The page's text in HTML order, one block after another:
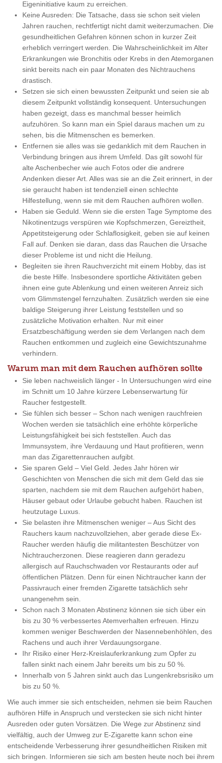
Eigeninitiative kaum zu erreichen.
Keine Ausreden: Die Tatsache, dass sie schon seit vielen
Jahren rauchen, rechtfertigt nicht damit weiterzumachen. Die
gesundheitlichen Gefahren können schon in kurzer Zeit
erheblich verringert werden. Die Wahrscheinlichkeit im Alter
Erkrankungen wie Bronchitis oder Krebs in den Atemorganen
sinkt bereits nach ein paar Monaten des Nichtrauchens
drastisch.
Setzen sie sich einen bewussten Zeitpunkt und seien sie ab
diesem Zeitpunkt vollständig konsequent. Untersuchungen
haben gezeigt, dass es manchmal besser heimlich
aufzuhören. So kann man ein Spiel daraus machen um zu
sehen, bis die Mitmenschen es bemerken.
Entfernen sie alles was sie gedanklich mit dem Rauchen in
Verbindung bringen aus ihrem Umfeld. Das gilt sowohl für
alte Aschenbecher wie auch Fotos oder die andrere
Andenken dieser Art. Alles was sie an die Zeit erinnert, in der
sie geraucht haben ist tendenziell einen schlechte
Hilfestellung, wenn sie mit dem Rauchen aufhören wollen.
Haben sie Geduld. Wenn sie die ersten Tage Symptome des
Nikotinentzugs verspüren wie Kopfschmerzen, Gereiztheit,
Appetitsteigerung oder Schlaflosigkeit, geben sie auf keinen
Fall auf. Denken sie daran, dass das Rauchen die Ursache
dieser Probleme ist und nicht die Heilung.
Begleiten sie ihren Rauchverzicht mit einem Hobby, das ist
die beste Hilfe. Insbesondere sportliche Aktivitäten geben
ihnen eine gute Ablenkung und einen weiteren Anreiz sich
vom Glimmstengel fernzuhalten. Zusätzlich werden sie eine
baldige Steigerung ihrer Leistung feststellen und so
zusätzliche Motivation erhalten. Nur mit einer
Ersatzbeschäftigung werden sie dem Verlangen nach dem
Rauchen entkommen und zugleich eine Gewichtszunahme
verhindern.
Warum man mit dem Rauchen aufhören sollte
Sie leben nachweislich länger - In Untersuchungen wird eine
im Schnitt um 10 Jahre kürzere Lebenserwartung für
Raucher festgestellt.
Sie fühlen sich besser – Schon nach wenigen rauchfreien
Wochen werden sie tatsächlich eine erhöhte körperliche
Leistungsfähigkeit bei sich feststellen. Auch das
Immunsystem, ihre Verdauung und Haut profitieren, wenn
man das Zigarettenrauchen aufgibt.
Sie sparen Geld – Viel Geld. Jedes Jahr hören wir
Geschichten von Menschen die sich mit dem Geld das sie
sparten, nachdem sie mit dem Rauchen aufgehört haben,
Häuser gebaut oder Urlaube gebucht haben. Rauchen ist
heutzutage Luxus.
Sie belasten ihre Mitmenschen weniger – Aus Sicht des
Rauchers kaum nachzuvollziehen, aber gerade diese Ex-
Raucher werden häufig die militantesten Beschützer von
Nichtraucherzonen. Diese reagieren dann geradezu
allergisch auf Rauchschwaden vor Restaurants oder auf
öffentlichen Plätzen. Denn für einen Nichtraucher kann der
Passivrauch einer fremden Zigarette tatsächlich sehr
unangenehm sein.
Schon nach 3 Monaten Abstinenz können sie sich über ein
bis zu 30 % verbessertes Atemverhalten erfreuen. Hinzu
kommen weniger Beschwerden der Nasennebenhöhlen, des
Rachens und auch ihrer Verdauungsorgane.
Ihr Risiko einer Herz-Kreislauferkrankung zum Opfer zu
fallen sinkt nach einem Jahr bereits um bis zu 50 %.
Innerhalb von 5 Jahren sinkt auch das Lungenkrebsrisiko um
bis zu 50 %.
Wie auch immer sie sich entscheiden, nehmen sie beim Rauchen
aufhören Hilfe in Anspruch und verstecken sie sich nicht hinter
Ausreden oder guten Vorsätzen. Die Wege zur Abstinenz sind
vielfältig, auch der Umweg zur E-Zigarette kann schon eine
entscheidende Verbesserung ihrer gesundheitlichen Risiken mit
sich bringen. Informieren sie sich am besten heute noch bei ihrem